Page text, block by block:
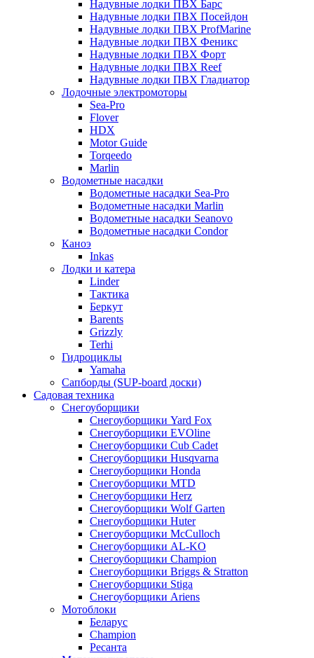
Надувные лодки ПВХ Барс
Надувные лодки ПВХ Посейдон
Надувные лодки ПВХ ProfMarine
Надувные лодки ПВХ Феникс
Надувные лодки ПВХ Форт
Надувные лодки ПВХ Reef
Надувные лодки ПВХ Гладиатор
Лодочные электромоторы
Sea-Pro
Flover
HDX
Motor Guide
Torqeedo
Marlin
Водометные насадки
Водометные насадки Sea-Pro
Водометные насадки Marlin
Водометные насадки Seanovo
Водометные насадки Condor
Каноэ
Inkas
Лодки и катера
Linder
Тактика
Беркут
Barents
Grizzly
Terhi
Гидроциклы
Yamaha
Сапборды (SUP-board доски)
Садовая техника
Снегоуборщики
Снегоуборщики Yard Fox
Снегоуборщики EVOline
Снегоуборщики Cub Cadet
Снегоуборщики Husqvarna
Снегоуборщики Honda
Снегоуборщики MTD
Снегоуборщики Herz
Снегоуборщики Wolf Garten
Снегоуборщики Huter
Снегоуборщики McCulloch
Снегоуборщики AL-KO
Снегоуборщики Champion
Снегоуборщики Briggs & Stratton
Снегоуборщики Stiga
Снегоуборщики Ariens
Мотоблоки
Беларус
Champion
Ресанта